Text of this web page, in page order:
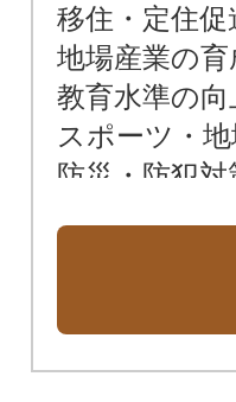
移住・定住
地場産業の育
教育水準の向
スポーツ・
防災・防犯対